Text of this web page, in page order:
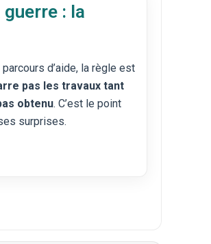
guerre : la
d’aide, la règle est
pas les travaux tant
obtenu. C’est le point
surprises.